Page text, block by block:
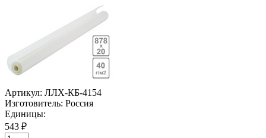
Артикул: ЛЛХ-КБ-4154
Изготовитель: Россия
Единицы:
543 ₽